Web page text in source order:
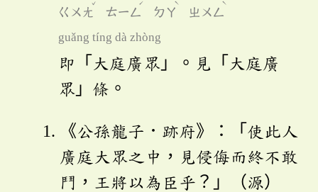
ㄍㄨㄤ
ˇ
ㄊㄧㄥ
ˊ
ㄉㄚ
ˋ
ㄓㄨㄥ
ˋ
guǎng tíng dà zhòng
即「大庭廣眾」。見「大庭廣
眾」條。
《公孫龍子．跡府》：「使此人
廣庭大眾之中，見侵侮而終不敢
鬥，王將以為臣乎？」（源）